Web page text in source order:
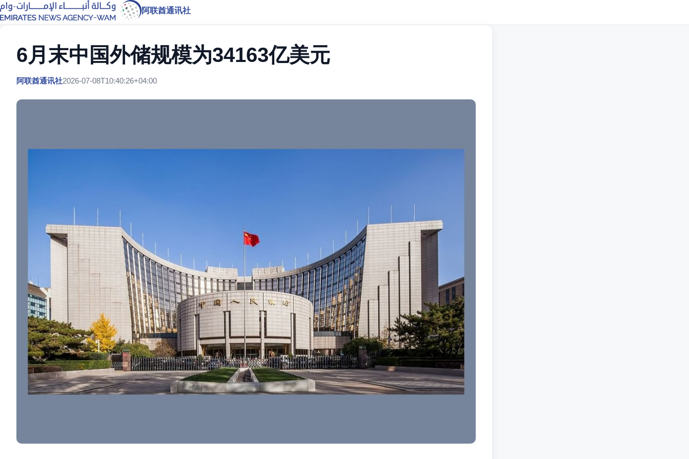
阿联酋通讯社
6月末中国外储规模为34163亿美元
阿联酋通讯社2026-07-08T10:40:26+04:00